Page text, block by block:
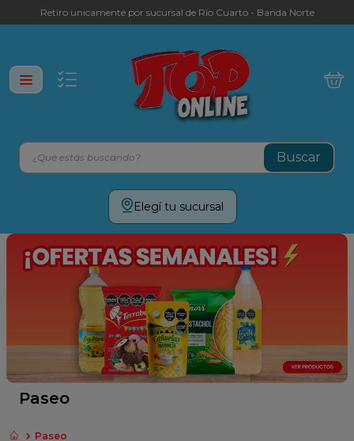
Retiro unicamente por sucursal de Rio Cuarto - Banda Norte
¿Qué estás buscando?
Elegí tu sucursal
Paseo
Paseo
Términos más buscados
yerba
galletitas
queso